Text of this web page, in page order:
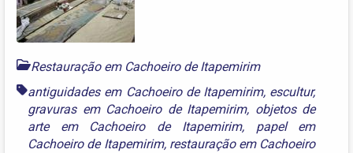
Restauração em Cachoeiro de Itapemirim
antiguidades em Cachoeiro de Itapemirim, escultur,
gravuras em Cachoeiro de Itapemirim, objetos de
arte em Cachoeiro de Itapemirim, papel em
Cachoeiro de Itapemirim, restauração em Cachoeiro